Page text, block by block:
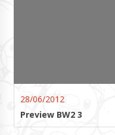
28/06/2012
Preview BW2 3